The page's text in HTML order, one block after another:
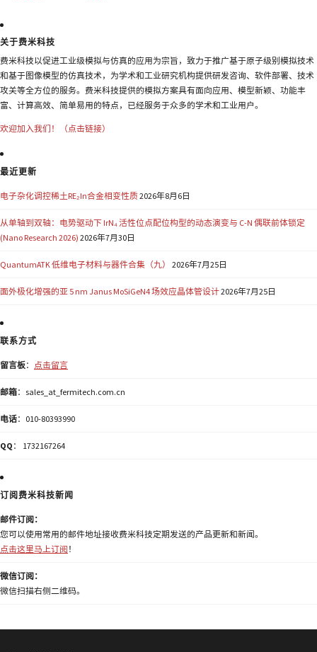
关于费米科技
费米科技以促进工业级模拟与仿真的应用为宗旨，致力于推广基于原子级别模拟技术
和基于图像模型的仿真技术，为学术和工业研究机构提供研发咨询、软件部署、技术
攻关等全方位的服务。费米科技提供的模拟方案具有面向应用、模型新颖、功能丰
富、计算高效、简单易用的特点，已经服务于众多的学术和工业用户。
欢迎加入我们！（点击链接）
最近更新
电子杂化调控稀土RE₂In合金相变性质2026年8月6日
从单轴到双轴：电势驱动下 IrN₄ 活性位点配位构型的动态演变与 C-N 偶联前体锁定
(Nano Research 2026) 2026年7月30日
QuantumATK 低维电子材料与器件合集（九） 2026年7月25日
面外极化增强的亚 5 nm Janus MoSiGeN4 场效应晶体管设计2026年7月25日
联系方式
留言板： 点击留言
邮箱：sales_at_fermitech.com.cn
电话：010-80393990
QQ ： 1732167264
订阅费米科技新闻
邮件订阅：
您可以使用常用的邮件地址接收费米科技定期发送的产品更新和新闻。
点击这里马上订阅 ！
微信订阅：
微信扫描右侧二维码。